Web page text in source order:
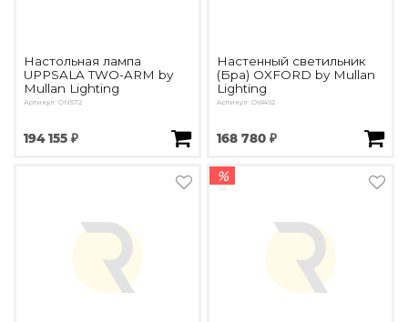
Настольная лампа
UPPSALA TWO-ARM by
Mullan Lighting
Артикул: ON572
194 155 ₽
Настенный светильник
(Бра) OXFORD by Mullan
Lighting
Артикул: OW492
168 780 ₽
%